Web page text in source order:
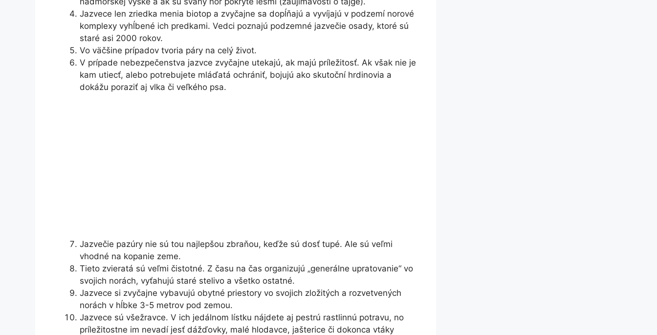
Jazvece len zriedka menia biotop a zvyčajne sa dopĺňajú a vyvíjajú v podzemí norové
komplexy vyhĺbené ich predkami. Vedci poznajú podzemné jazvečie osady, ktoré sú
staré asi 2000 rokov.
Vo väčšine prípadov tvoria páry na celý život.
V prípade nebezpečenstva jazvce zvyčajne utekajú, ak majú príležitosť. Ak však nie je
kam utiecť, alebo potrebujete mláďatá ochrániť, bojujú ako skutoční hrdinovia a
dokážu poraziť aj vlka či veľkého psa.
Jazvečie pazúry nie sú tou najlepšou zbraňou, keďže sú dosť tupé. Ale sú veľmi
vhodné na kopanie zeme.
Tieto zvieratá sú veľmi čistotné. Z času na čas organizujú „generálne upratovanie“ vo
svojich norách, vyťahujú staré stelivo a všetko ostatné.
Jazvece si zvyčajne vybavujú obytné priestory vo svojich zložitých a rozvetvených
norách v hĺbke 3-5 metrov pod zemou.
Jazvece sú všežravce. V ich jedálnom lístku nájdete aj pestrú rastlinnú potravu, no
príležitostne im nevadí jesť dážďovky, malé hlodavce, jašterice či dokonca vtáky